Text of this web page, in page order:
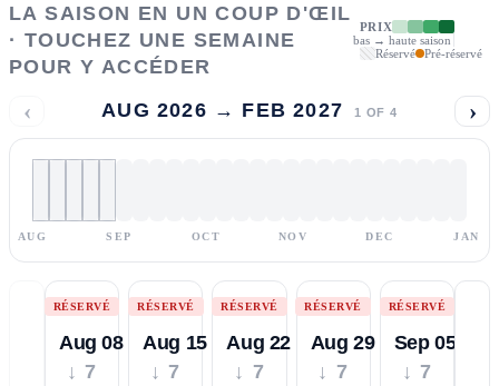
LA SAISON EN UN COUP D'ŒIL
· TOUCHEZ UNE SEMAINE
POUR Y ACCÉDER
PRIX
bas → haute saison
Réservé
Pré-réservé
‹ AUG 2026 → FEB 2027 1 OF 4 ›
AUG SEP OCT NOV DEC JAN
RÉSERVÉ
Aug 08
↓ 7
RÉSERVÉ
Aug 15
↓ 7
RÉSERVÉ
Aug 22
↓ 7
RÉSERVÉ
Aug 29
↓ 7
RÉSERVÉ
Sep 05
↓ 7